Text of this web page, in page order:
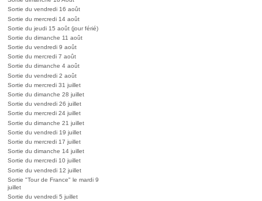
Sortie du vendredi 16 août
Sortie du mercredi 14 août
Sortie du jeudi 15 août (jour férié)
Sortie du dimanche 11 août
Sortie du vendredi 9 août
Sortie du mercredi 7 août
Sortie du dimanche 4 août
Sortie du vendredi 2 août
Sortie du mercredi 31 juillet
Sortie du dimanche 28 juillet
Sortie du vendredi 26 juillet
Sortie du mercredi 24 juillet
Sortie du dimanche 21 juillet
Sortie du vendredi 19 juillet
Sortie du mercredi 17 juillet
Sortie du dimanche 14 juillet
Sortie du mercredi 10 juillet
Sortie du vendredi 12 juillet
Sortie "Tour de France" le mardi 9
juillet
Sortie du vendredi 5 juillet